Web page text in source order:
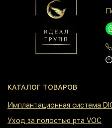
КАТАЛОГ ТОВАРОВ
⁠Имплантационная система
⁠Уход за полостью рта VOC